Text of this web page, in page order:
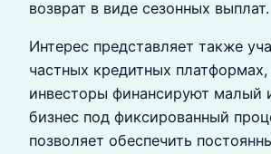
возврат в виде сезонных выплат.
Интерес представляет также
частных кредитных платформах,
инвесторы финансируют малый
бизнес под фиксированный
позволяет обеспечить